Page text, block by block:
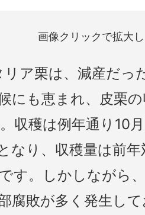
画像クリックで拡大
ア栗は、減産だっ
にも恵まれ、皮栗
収穫は例年通り10
なり、収穫量は前
す。しかしながら
腐敗が多く発生し